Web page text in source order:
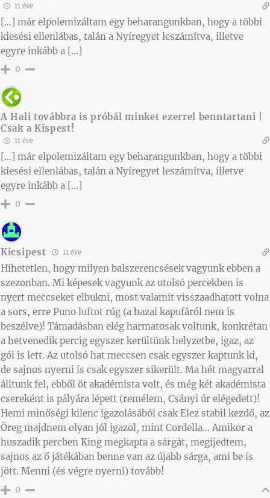
11 éve
[…] már elpolemizáltam egy beharangunkban, hogy a többi
kiesési ellenlábas, talán a Nyíregyet leszámítva, illetve
egyre inkább a […]
0
A Hali továbbra is próbál minket ezerrel benntartani |
Csak a Kispest!
11 éve
[…] már elpolemizáltam egy beharangunkban, hogy a többi
kiesési ellenlábas, talán a Nyíregyet leszámítva, illetve
egyre inkább a […]
0
Kicsipest 11 éve
Hihetetlen, hogy milyen balszerencsések vagyunk ebben a
szezonban. Mi képesek vagyunk az utolsó percekben is
nyert meccseket elbukni, most valamit visszaadhatott volna
a sors, erre Puno luftot rúg (a hazai kapufáról nem is
beszélve)! Támadásban elég harmatosak voltunk, konkrétan
a hetvenedik percig egyszer kerültünk helyzetbe, igaz, az
gól is lett. Az utolsó hat meccsen csak egyszer kaptunk ki,
de sajnos nyerni is csak egyszer sikerült. Ma hét magyarral
álltunk fel, ebből öt akadémista volt, és még két akadémista
csereként is pályára lépett (remélem, Csányi úr elégedett)!
Hemi minőségi kilenc igazolásából csak Elez stabil kezdő, az
Öreg majdnem olyan jól igazol, mint Cordella… Amikor a
huszadik percben King megkapta a sárgát, megijedtem,
sajnos az ő játékában benne van az újabb sárga, ami be is
jött. Menni (és végre nyerni) tovább!
0